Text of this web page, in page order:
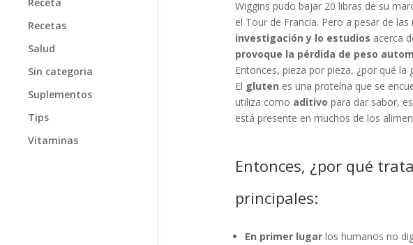
Recetas
Salud
Sin categoria
Suplementos
Tips
Vitaminas
Wiggins pudo bajar 20 libras de su
el Tour de Francia. Pero a pesar de
investigación y lo estudios acerca
provoque la pérdida de peso
Entonces, pieza por pieza, ¿por qué la
El gluten es una proteína que se
utiliza como aditivo para dar sabor,
está presente en muchos de los
Entonces, ¿por qué
principales:
En primer lugarlos humanos no